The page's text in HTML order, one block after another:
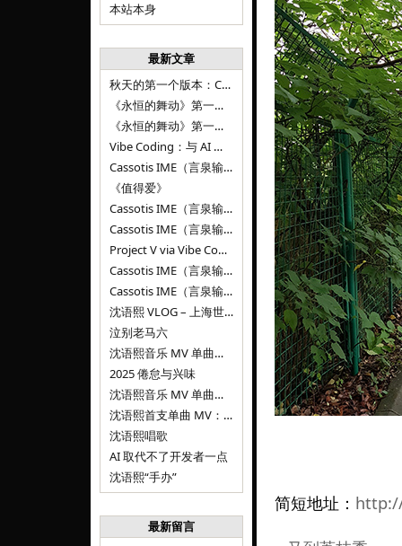
本站本身
最新文章
秋天的第一个版本：Cassotis IME（言泉输入法）v1.12.0
《永恒的舞动》第一百二十八章
《永恒的舞动》第一百二十七章
Vibe Coding：与 AI 并肩进步——言泉输入法 v0.4.1
Cassotis IME（言泉输入法）v0.3.1
《值得爱》
Cassotis IME（言泉输入法）v0.2.0
Cassotis IME（言泉输入法）v0.1.0
Project V via Vibe Coding
Cassotis IME（言泉输入法）阶段二
Cassotis IME（言泉输入法）
沈语熙 VLOG – 上海世博文化公园双子山
泣别老马六
沈语熙音乐 MV 单曲第三弹：代码与白T恤
2025 倦怠与兴味
沈语熙音乐 MV 单曲第二弹：优雅时间
沈语熙首支单曲 MV：告别的倒影
沈语熙唱歌
AI 取代不了开发者一点
沈语熙“手办”
最新留言
简短地址：